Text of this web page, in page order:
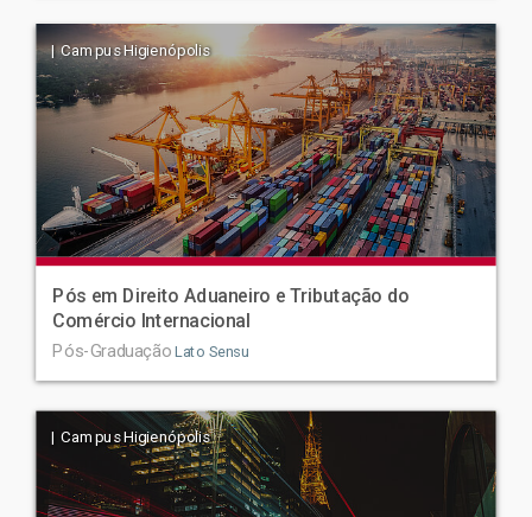
| Campus Higienópolis
Pós em Direito Aduaneiro e Tributação do
Comércio Internacional
Pós-Graduação Lato Sensu
| Campus Higienópolis